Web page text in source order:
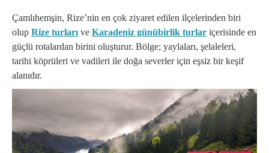
Çamlıhemşin, Rize’nin en çok ziyaret edilen ilçelerinden biri
olup Rize turları ve Karadeniz günübirlik turlar içerisinde en
güçlü rotalardan birini oluşturur. Bölge; yaylaları, şelaleleri,
tarihi köprüleri ve vadileri ile doğa severler için eşsiz bir keşif
alanıdır.